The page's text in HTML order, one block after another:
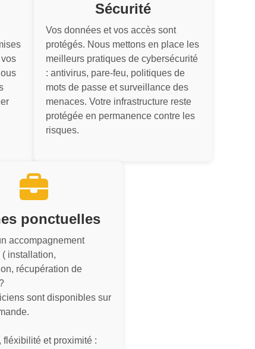
Sécurité
Vos données et vos accès sont
protégés. Nous mettons en place les
meilleurs pratiques de cybersécurité
: antivirus, pare-feu, politiques de
mots de passe et surveillance des
menaces. Votre infrastructure reste
protégée en permanence contre les
risques.
ponctuelles
accompagnement
installation,
récupération de
sont disponibles sur
fléxibilité et proximité :